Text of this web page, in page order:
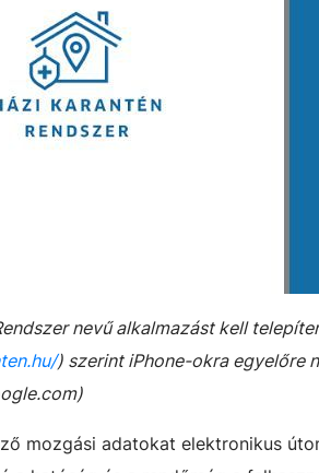
nevű alkalmazást kell
) szerint iPhone-okra egyelőre
mozgási adatokat elektronikus